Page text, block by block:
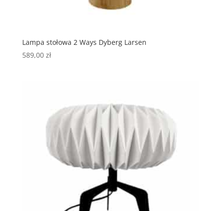
Lampa stołowa 2 Ways Dyberg Larsen
589,00 zł